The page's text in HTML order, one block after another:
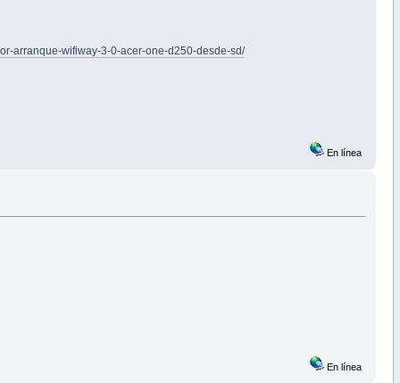
arranque-wifiway-3-0-acer-one-d250-desde-sd/
En línea
En línea